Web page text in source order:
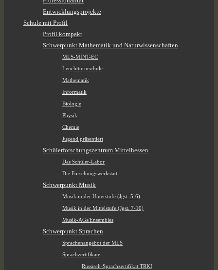
Entwicklungsprojekte
Schule mit Profil
Profil kompakt
Schwerpunkt Mathematik und Naturwissenschaften
MLS-MINT-EC
Leuchtturmschule
Mathematik
Informatik
Biologie
Physik
Chemie
Jugend präsentiert
Schülerforschungszentrum Mittelhessen
Das Schüler-Labor
Die Forschungswerkstatt
Schwerpunkt Musik
Musik in der Unterstufe (Jgst. 5-6)
Musik in der Mittelstufe (Jgst. 7-10)
Musik-AGs/Ensembles
Schwerpunkt Sprachen
Sprachenangebot der MLS
Sprachzertifikate
Russisch-Sprachzertifikat TRKI